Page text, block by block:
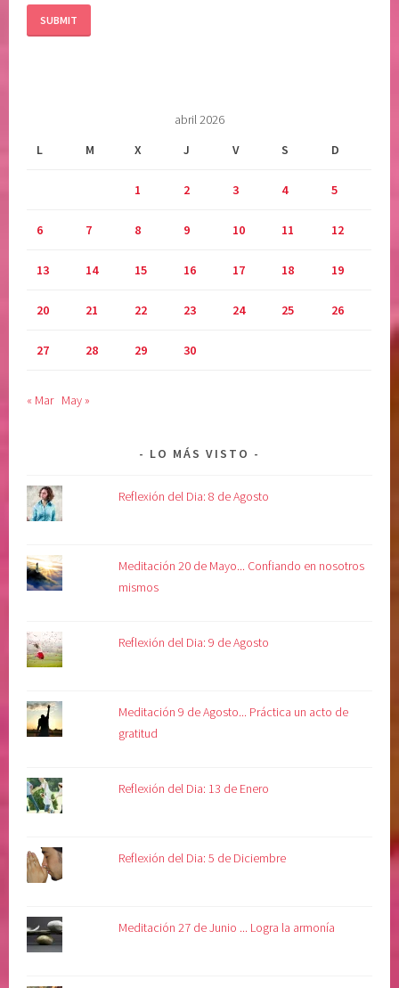
abril 2026
L
M X J V S D
1 2 3 4 5
6 7 8 9 10 11 12
13 14 15 16 17 18 19
20 21 22 23 24 25 26
27 28 29 30
« Mar May »
LO MÁS VISTO
Reflexión del Dia: 8 de Agosto
Meditación 20 de Mayo... Confiando en nosotros
mismos
Reflexión del Dia: 9 de Agosto
Meditación 9 de Agosto... Práctica un acto de
gratitud
Reflexión del Dia: 13 de Enero
Reflexión del Dia: 5 de Diciembre
Meditación 27 de Junio ... Logra la armonía